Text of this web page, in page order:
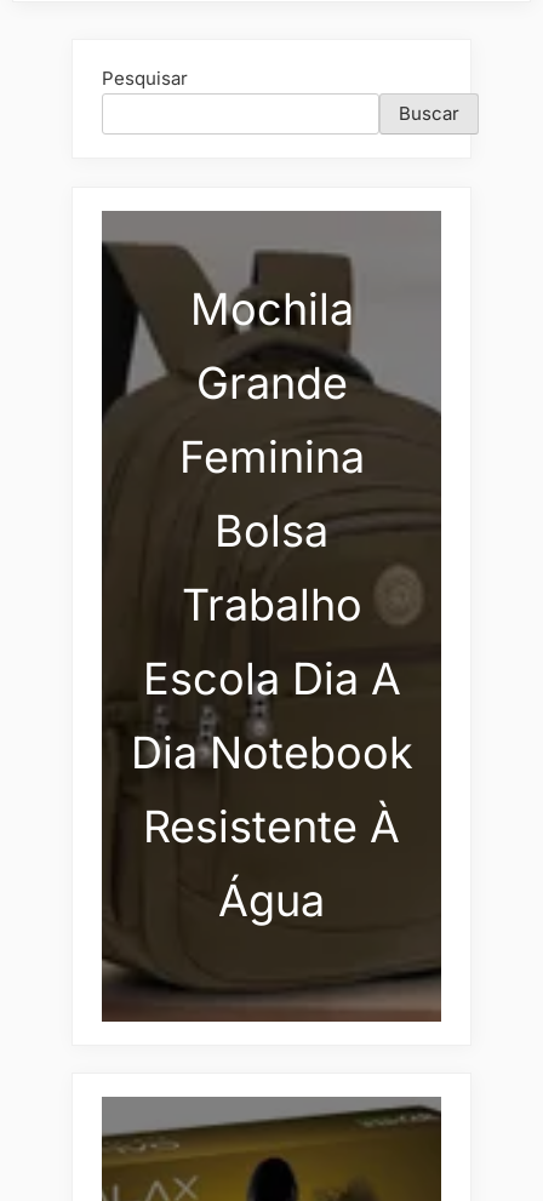
Pesquisar
Buscar
Mochila
Grande
Feminina
Bolsa
Trabalho
Escola Dia A
Dia Notebook
Resistente À
Água